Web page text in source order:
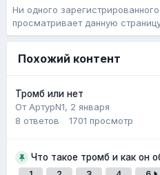
Ни одного
просматривает данную
Похожий контент
Тромб или нет
От АртурN1, 2 января
8 ответов 1701 просмотр
Что такое тромб и как он